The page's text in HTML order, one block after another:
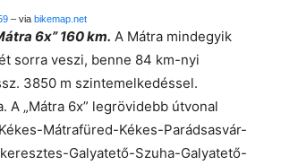
– via bikemap.net
6x” 160 km. A Mátra mindegyik
sorra veszi, benne 84 km-nyi
3850 m szintemelkedéssel.
A „Mátra 6x” legrövidebb útvonal
Mátrafüred-Kékes-Parádsasvár-
Galyatető-Szuha-Galyatető-